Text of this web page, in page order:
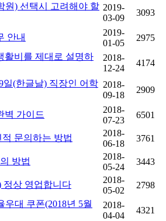
원) 선택시 고려해야 할 2019-
03-09
3093
안내
2019-
01-05
2975
활비를 제대로 설명하
2018-
12-24
4174
일(한글날) 직장인 어학 2018-
09-18
2909
벽 가이드
2018-
07-23
6501
문의하는 방법
2018-
06-18
3761
방법
2018-
05-24
3443
정상 영업합니다
2018-
05-02
2798
대 쿠폰(2018년 5월
2018-
04-04
4321